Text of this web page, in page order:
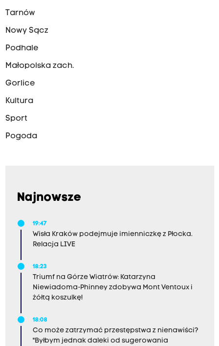
Tarnów
Nowy Sącz
Podhale
Małopolska zach.
Gorlice
Kultura
Sport
Pogoda
Najnowsze
19:47
Wisła Kraków podejmuje imienniczkę z Płocka.
Relacja LIVE
18:23
Triumf na Górze Wiatrów: Katarzyna
Niewiadoma-Phinney zdobywa Mont Ventoux i
żółtą koszulkę!
18:08
Co może zatrzymać przestępstwa z nienawiści?
"Byłbym jednak daleki od sugerowania